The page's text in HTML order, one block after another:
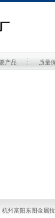
产品 质量
杭州富阳东图金属